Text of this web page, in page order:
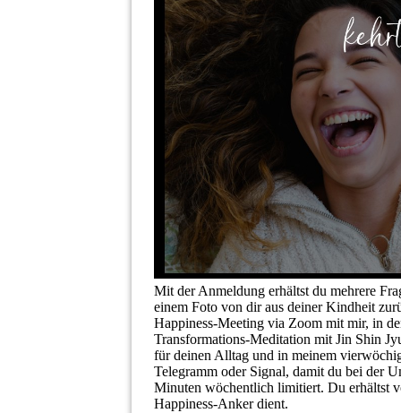
Mit der Anmeldung erhältst du mehrere
einem Foto von dir aus deiner Kindheit
Happiness-Meeting via Zoom mit mir, in
Transformations-Meditation mit Jin Shin
für deinen Alltag und in meinem
Telegramm oder Signal, damit du bei der
Minuten wöchentlich limitiert. Du erhältst
Happiness-Anker dient.